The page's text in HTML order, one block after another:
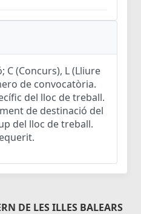
C (Concurs), L (Lliure
de convocatòria.
del lloc de treball.
de destinació del
del lloc de treball.
DE LES ILLES BALEARS